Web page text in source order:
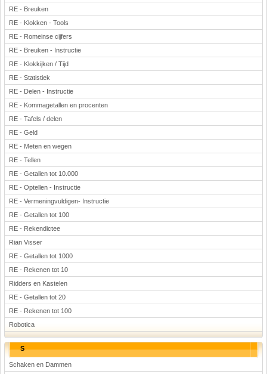
RE - Breuken
RE - Klokken - Tools
RE - Romeinse cijfers
RE - Breuken - Instructie
RE - Klokkijken / Tijd
RE - Statistiek
RE - Delen - Instructie
RE - Kommagetallen en procenten
RE - Tafels / delen
RE - Geld
RE - Meten en wegen
RE - Tellen
RE - Getallen tot 10.000
RE - Optellen - Instructie
RE - Vermeningvuldigen- Instructie
RE - Getallen tot 100
RE - Rekendictee
Rian Visser
RE - Getallen tot 1000
RE - Rekenen tot 10
Ridders en Kastelen
RE - Getallen tot 20
RE - Rekenen tot 100
Robotica
S
Schaken en Dammen